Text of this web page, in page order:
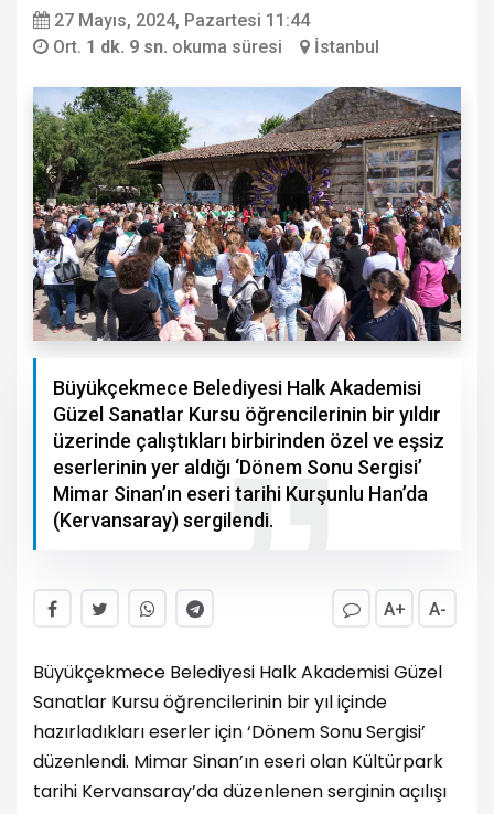
27 Mayıs, 2024, Pazartesi 11:44
Ort. 1 dk. 9 sn. okuma süresi İstanbul
Büyükçekmece Belediyesi Halk Akademisi
Güzel Sanatlar Kursu öğrencilerinin bir yıldır
üzerinde çalıştıkları birbirinden özel ve eşsiz
eserlerinin yer aldığı ‘Dönem Sonu Sergisi’
Mimar Sinan’ın eseri tarihi Kurşunlu Han’da
(Kervansaray) sergilendi.
A+ A-
Büyükçekmece Belediyesi Halk Akademisi Güzel
Sanatlar Kursu öğrencilerinin bir yıl içinde
hazırladıkları eserler için ‘Dönem Sonu Sergisi’
düzenlendi. Mimar Sinan’ın eseri olan Kültürpark
tarihi Kervansaray’da düzenlenen serginin açılışı